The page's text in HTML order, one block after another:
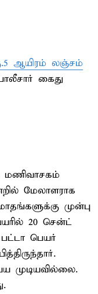
ஆயிரம் லஞ்சம்
கைது
மணிவாசகம்
மேலாளராக
முன்பு
20 சென்ட்
பெயர்
முடியவில்லை.